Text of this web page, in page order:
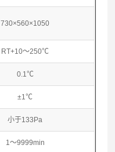
730×560×1050
RT+10～250℃
0.1℃
±1℃
小于133Pa
1～9999min